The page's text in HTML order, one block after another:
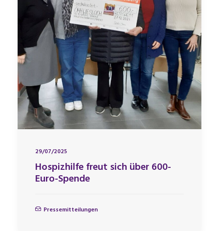
29/07/2025
Hospizhilfe freut sich über 600-
Euro-Spende
Pressemitteilungen